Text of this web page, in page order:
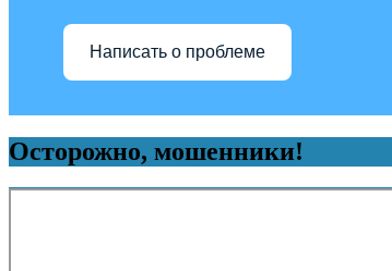
Написать о проблеме
Осторожно, мошенники!